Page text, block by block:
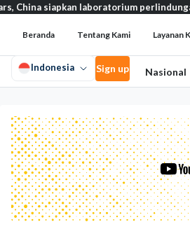
laboratorium perlindungan planet
Beranda Tentang Kami Layanan
Indonesia Sign up Nasional